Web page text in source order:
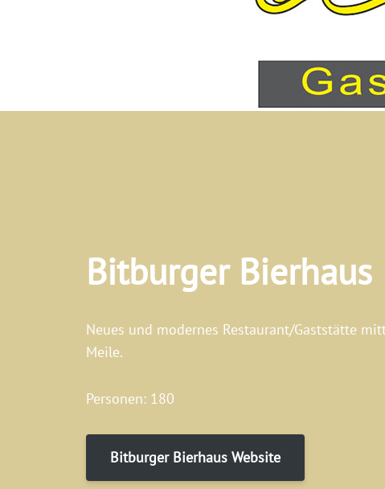
Bitburger Bierhaus
Neues und modernes Restaurant/Gaststätte
Meile.
Personen: 180
Bitburger Bierhaus Website